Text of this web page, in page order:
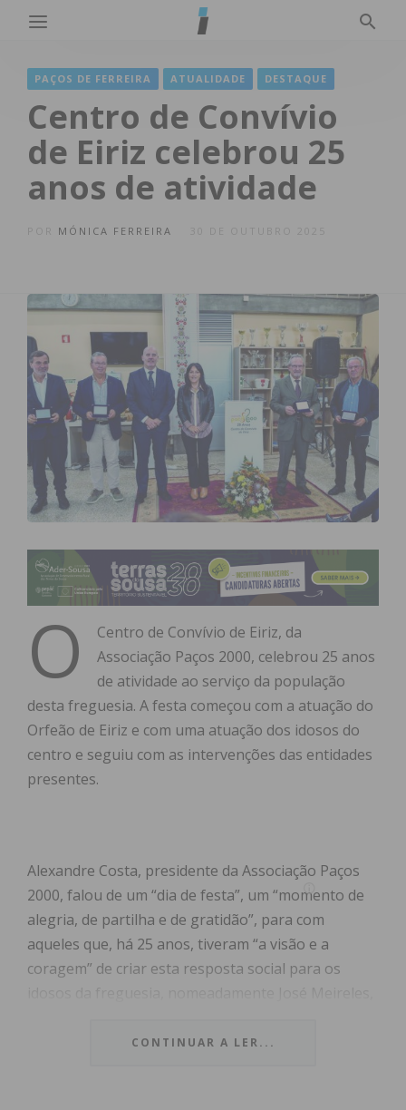
PAÇOS DE FERREIRA ATUALIDADE DESTAQUE
Centro de Convívio
de Eiriz celebrou 25
anos de atividade
MÓNICA FERREIRA 30 DE OUTUBRO 2025
O
Centro de Convívio de Eiriz, da
Associação Paços 2000, celebrou 25 anos
de atividade ao serviço da população
desta freguesia. A festa começou com a atuação do
Orfeão de Eiriz e com uma atuação dos idosos do
centro e seguiu com as intervenções das entidades
presentes.
Alexandre Costa, presidente da Associação Paços
2000, falou de um “dia de festa”, um “momento de
alegria, de partilha e de gratidão”, para com
aqueles que, há 25 anos, tiveram “a visão e a
coragem” de criar esta resposta social para os
Bastos, fundador e ex-presidente da Associação
CONTINUAR A LER...